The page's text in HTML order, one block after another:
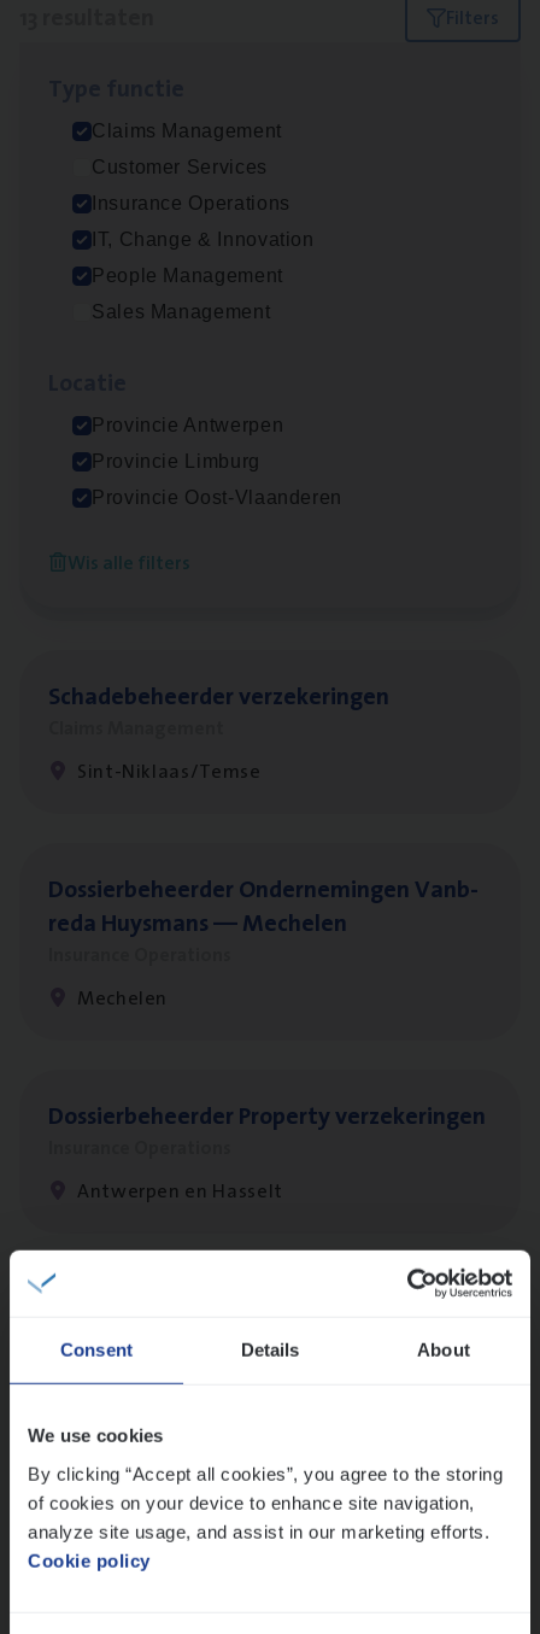
Consent Details About
We use cookies
By clicking “Accept all cookies”, you agree to the storing
of cookies on your device to enhance site navigation,
analyze site usage, and assist in our marketing efforts.
Cookie policy
Filters
Claims Management
Customer Services
Insurance Operations
IT, Change & Innovation
People Management
Sales Management
Provincie Antwerpen
Provincie Limburg
Provincie Oost-Vlaanderen
Wis alle filters
Busi­ness Analyst
IT, Change & Innovation
Antwerpen
(Agi­le)IT Pro­ject Manager
Dos­sier­be­heer­der Gewaar­borgd Inkomen
Antwerpen
Scha­de­be­heer­der verzekeringen
Sint-Niklaas/Temse
Dos­sier­be­heer­der Onder­ne­min­gen Van­b­
re­da Huys­mans — Mechelen
Mechelen
Dos­sier­be­heer­der Pro­per­ty verzekeringen
Antwerpen en Hasselt
Insurance Operations
Antwerpen
Busi­ness Mana­ger Mari­ne Cargo
People Management, Sales Management
Antwerpen